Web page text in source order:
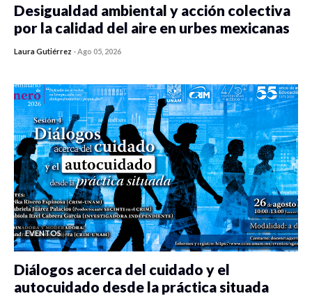
Desigualdad ambiental y acción colectiva
por la calidad del aire en urbes mexicanas
Laura Gutiérrez -Ago 05, 2026
EVENTOS
Diálogos acerca del cuidado y el
autocuidado desde la práctica situada